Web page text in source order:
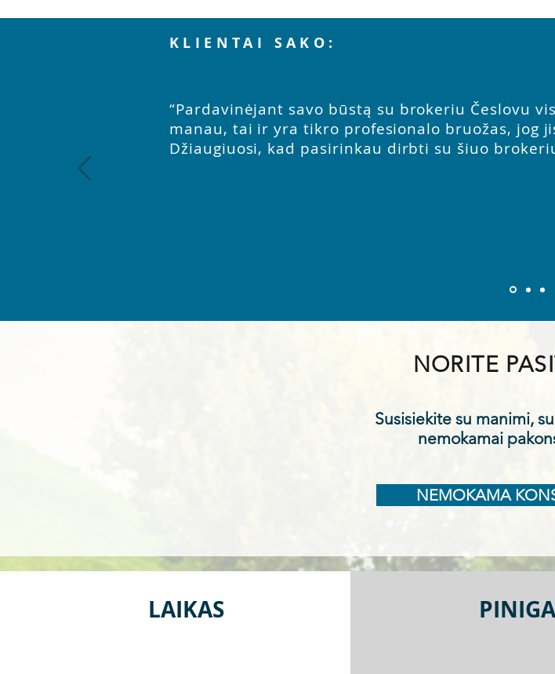
KLIENTAI SAKO:
“Pardavinėjant savo būstą su brokeriu Česlovu
manau, tai ir yra tikro profesionalo bruožas, jog
Džiaugiuosi, kad pasirinkau dirbti su šiuo
NORITE
Susisiekite su manimi,
nemokamai
NEMOKAMA
LAIKAS